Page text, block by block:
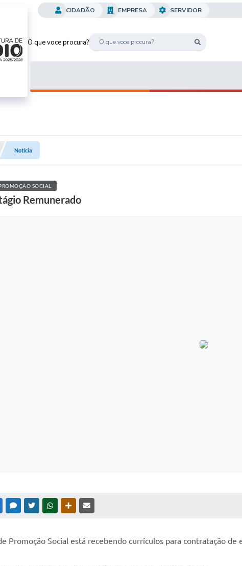
O que voce procura?
CIDADÃO EMPRESA SERVIDOR
Notícia
SOCIAL
Remunerado
FACEBOOKMESSENGER
TWITTERWHATSAPPOUTRAS MÍDIAS
Promoção Social está recebendo currículos para contratação de